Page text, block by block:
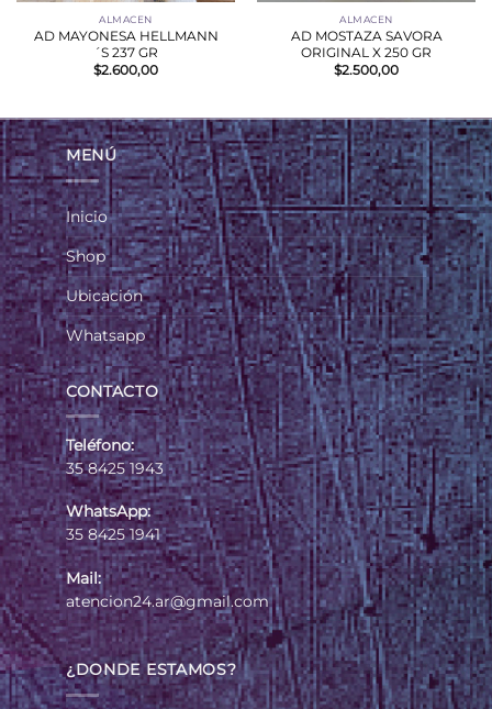
ALMACEN
AD MAYONESA HELLMANN
´S 237 GR
$2.600,00
ALMACEN
AD MOSTAZA SAVORA
ORIGINAL X 250 GR
$2.500,00
MENÚ
Inicio
Shop
Ubicación
Whatsapp
CONTACTO
Teléfono:
35 8425 1943
WhatsApp:
35 8425 1941
Mail:
atencion24.ar@gmail.com
¿DONDE ESTAMOS?